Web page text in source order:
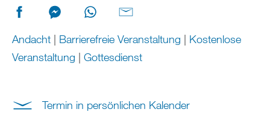
Andacht | Barrierefreie Veranstaltung | Kostenlose
Veranstaltung | Gottesdienst
Termin in persönlichen Kalender